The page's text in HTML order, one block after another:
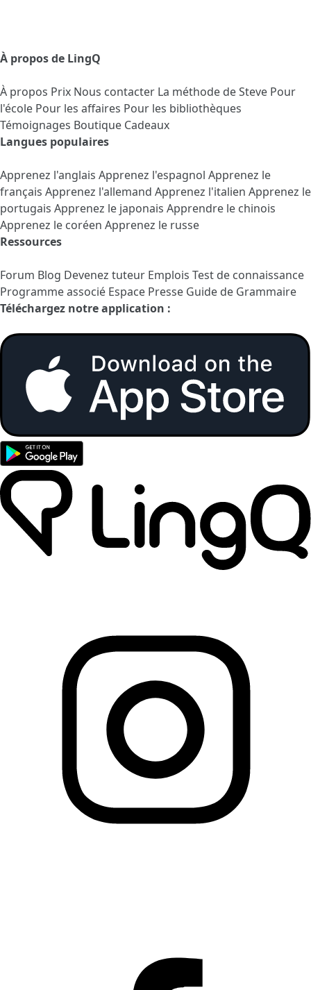
À propos de LingQ
À propos Prix Nous contacter La méthode de Steve Pour
l'école Pour les affaires Pour les bibliothèques
Témoignages Boutique Cadeaux
Langues populaires
Apprenez l'anglais Apprenez l'espagnol Apprenez le
français Apprenez l'allemand Apprenez l'italien Apprenez le
portugais Apprenez le japonais Apprendre le chinois
Apprenez le coréen Apprenez le russe
Ressources
Forum Blog Devenez tuteur Emplois Test de connaissance
Programme associé Espace Presse Guide de Grammaire
Téléchargez notre application :